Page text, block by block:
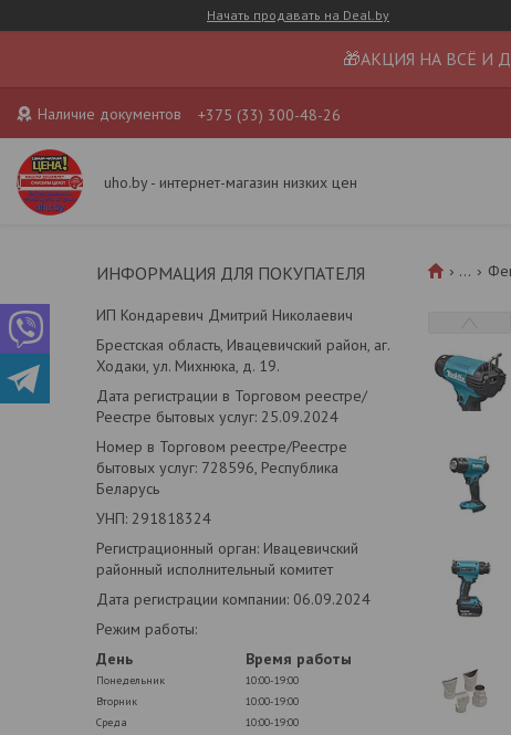
Начать продавать на Deal.by
🎁АКЦИЯ НА ВСЁ И
Наличие документов +375 (33) 300-48-26
uho.by - интернет-магазин низких цен
ИНФОРМАЦИЯ ДЛЯ ПОКУПАТЕЛЯ
ИП Кондаревич Дмитрий Николаевич
Брестская область, Ивацевичский район, аг.
Ходаки, ул. Михнюка, д. 19.
Дата регистрации в Торговом реестре/
Реестре бытовых услуг: 25.09.2024
Номер в Торговом реестре/Реестре
бытовых услуг: 728596, Республика
Беларусь
УНП: 291818324
Регистрационный орган: Ивацевичский
районный исполнительный комитет
Дата регистрации компании: 06.09.2024
Режим работы:
День
Время работы
Понедельник
10:00-19:00
Вторник
10:00-19:00
Среда
10:00-19:00
...